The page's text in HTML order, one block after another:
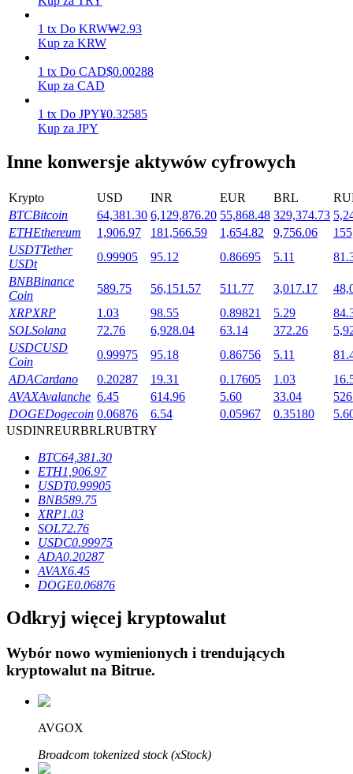
Stawianie
Launchpool
Elastyczne stawianie zakładów, aby zarabiać na popularnych
tokenach
Blokady BTR
Ekskluzywne inwestycje dla posiadaczy BTR
Pożyczki
Usługa pożyczek wspieranych kryptowalutami
1 tx Do KRW₩2.93
Kup za KRW
1 tx Do CAD$0.00288
Kup za CAD
1 tx Do JPY¥0.32585
Kup za JPY
Inne konwersje aktywów cyfrowych
Krypto USD INR EUR BRL
BTCBitcoin 64,381.30 6,129,876.20 55,868.48 329,374.73
ETHEthereum 1,906.97 181,566.59 1,654.82 9,756.06
USDTTether
USDt
0.99905 95.12 0.86695 5.11
BNBBinance
Coin
589.75 56,151.57 511.77 3,017.17
XRPXRP 1.03 98.55 0.89821 5.29
SOLSolana 72.76 6,928.04 63.14 372.26
USDCUSD
Coin
0.99975 95.18 0.86756 5.11
ADACardano 0.20287 19.31 0.17605 1.03
AVAXAvalanche 6.45 614.96 5.60 33.04
DOGEDogecoin 0.06876 6.54 0.05967 0.35180
USDINREURBRLRUBTRY
BTC64,381.30
ETH1,906.97
USDT0.99905
BNB589.75
XRP1.03
SOL72.76
USDC0.99975
ADA0.20287
AVAX6.45
DOGE0.06876
Odkryj więcej kryptowalut
Wybór nowo wymienionych i trendujących
kryptowalut na Bitrue.
AVGOX
Broadcom tokenized stock (xStock)